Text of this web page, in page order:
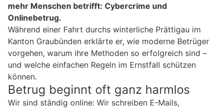
mehr Menschen betrifft: Cybercrime und
Onlinebetrug.
Während einer Fahrt durchs winterliche Prättigau im
Kanton Graubünden erklärte er, wie moderne Betrüger
vorgehen, warum ihre Methoden so erfolgreich sind –
und welche einfachen Regeln im Ernstfall schützen
können.
Betrug beginnt oft ganz harmlos
Wir sind ständig online: Wir schreiben E-Mails,